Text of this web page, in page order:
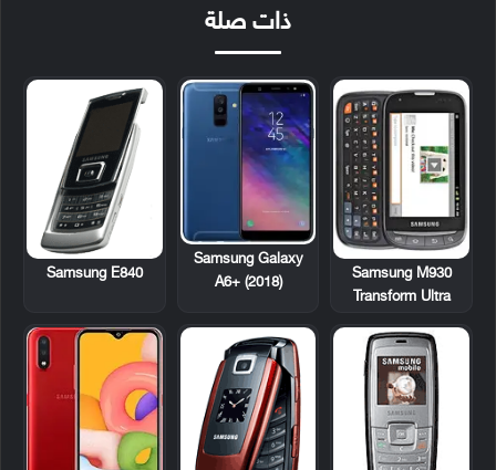
ذات صلة
Samsung M930
Transform Ultra
Samsung Galaxy
A6+ (2018)
Samsung E840